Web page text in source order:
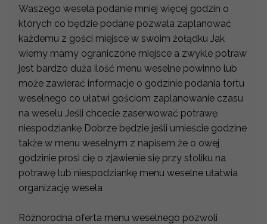
Waszego wesela podanie mniej więcej godzin o
których co będzie podane pozwala zaplanować
każdemu z gości miejsce w swoim żołądku Jak
wiemy mamy ograniczone miejsce a zwykle potraw
jest bardzo duża ilość menu weselne powinno lub
może zawierać informacje o godzinie podania tortu
weselnego co ułatwi gościom zaplanowanie czasu
na weselu Jeśli chcecie zaserwować potrawę
niespodziankę Dobrze będzie jeśli umieście godzine
także w menu weselnym z napisem że o owej
godzinie prosi cię o zjawienie się przy stoliku na
potrawę lub niespodziankę menu weselne ułatwia
organizację wesela
Różnorodna oferta menu weselnego pozwoli